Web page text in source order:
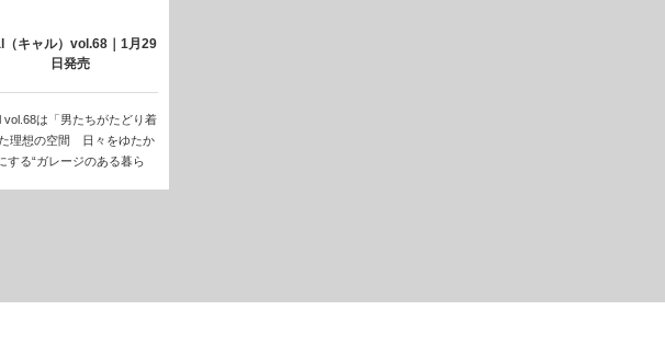
（キャル）vol.68｜1月29
日発売
vol.68は「男たちがたどり着
理想の空間 日々をゆたか
する“ガレージのある暮ら